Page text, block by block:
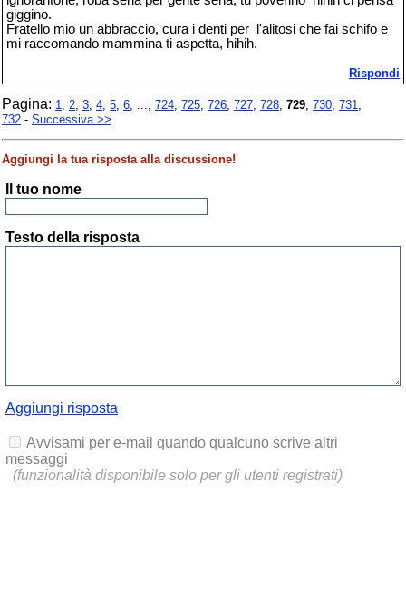
giggino.
Fratello mio un abbraccio, cura i denti per l'alitosi che fai schifo e
mi raccomando mammina ti aspetta, hihih.
Rispondi
Pagina: 1, 2, 3, 4, 5, 6, ..., 724, 725, 726, 727, 728, 729, 730, 731,
732 - Successiva >>
Aggiungi la tua risposta alla discussione!
Il tuo nome
Testo della risposta
Aggiungi risposta
Avvisami per e-mail quando qualcuno scrive altri
messaggi
(funzionalità disponibile solo per gli utenti registrati)